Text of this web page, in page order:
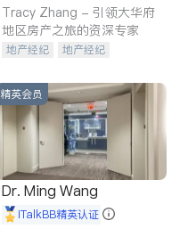
Tracy Zhang - 引领大华府
地区房产之旅的资深专家
地产经纪
地产经纪
商铺租售
开发商建商
精英会员
Dr. Ming Wang
iTalkBB精英认证